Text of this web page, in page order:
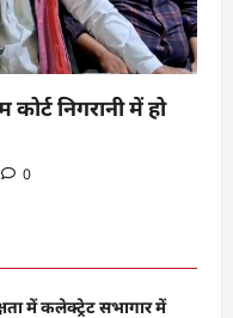
कोर्ट निगरानी में हो
0
में कलेक्ट्रेट सभागार में